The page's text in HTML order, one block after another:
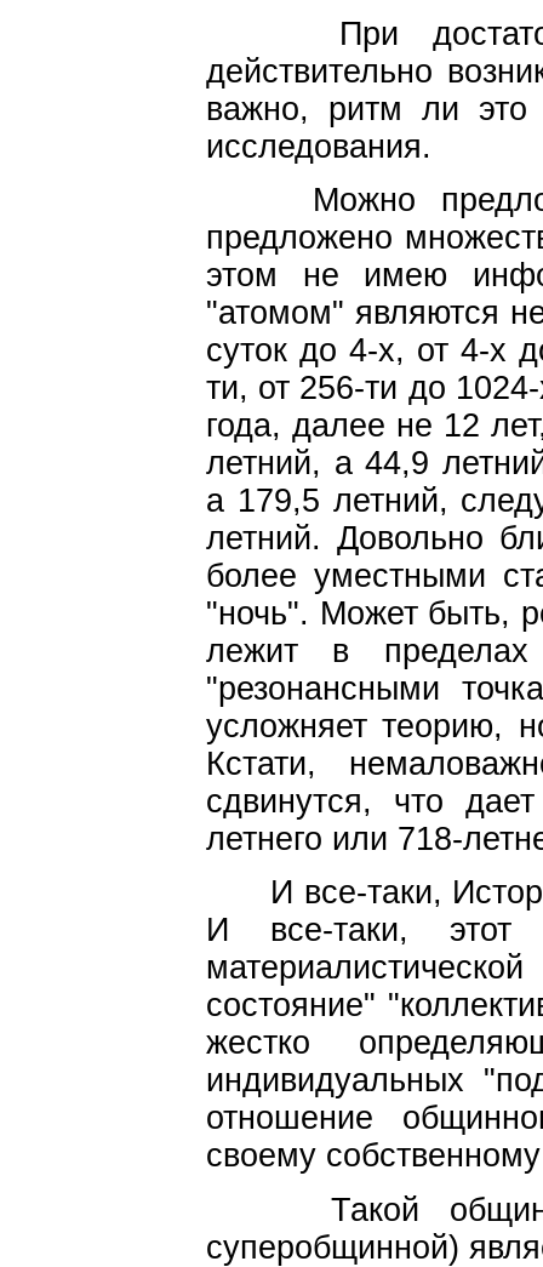
При
действительно
важно, ритм ли
исследования.
Можно
предложено
этом не имею
"атомом" являются
суток до 4-х, от 4-х
ти, от 256-ти до
года, далее не 12
летний, а 44,9
а 179,5 летний,
летний. Довольно
более уместными
"ночь". Может быть,
лежит в
"резонансными
усложняет теорию,
Кстати,
сдвинутся, что
летнего или 718-
И все-таки,
И все-таки,
состояние"
жестко
индивидуальных
отношение
своему
Такой
суперобщинной)